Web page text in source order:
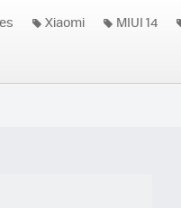
Xiaomi MIUI 14